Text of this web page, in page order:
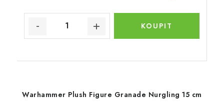
Warhammer Plush Figure Granade Nurgling 15 cm